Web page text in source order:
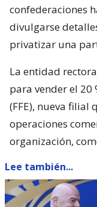
confederaciones
divulgarse
privatizar una
La entidad
para vender el 20
(FFE), nueva filial
operaciones
organización,
Lee también...